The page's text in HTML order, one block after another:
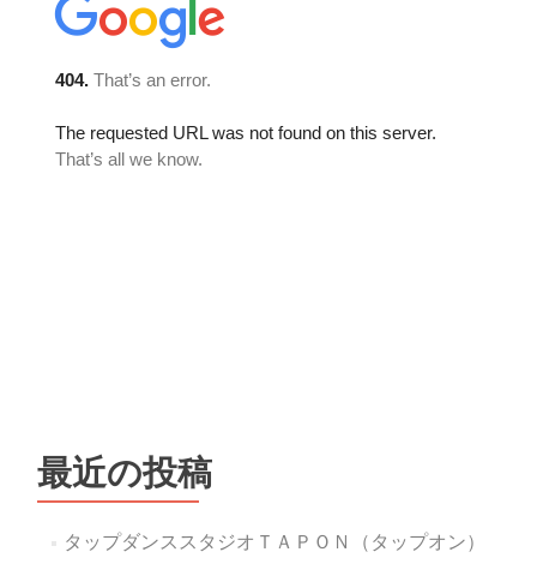
最近の投稿
タップダンススタジオＴＡＰＯＮ（タップオン）